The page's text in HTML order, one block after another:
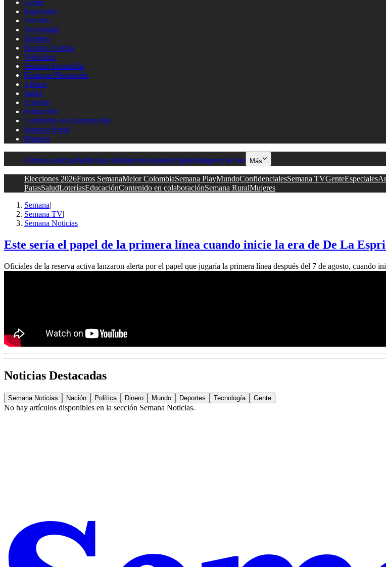
Gente
Especiales
Arcadia
Tecnología
Turismo
Estados Unidos
Vehículos
Semana Sostenible
Finanzas Personales
4 Patas
Salud
Loterías
Educación
Contenido en colaboración
Semana Rural
Mujeres
Últimas noticiasPolíticaNaciónDineroDeportesOpiniónImpresaJet Set Más
Elecciones 2026Foros SemanaMejor ColombiaSemana PlayMundoConfidencialesSemana TVGenteEspeciales
PatasSaludLoteríasEducaciónContenido en colaboraciónSemana RuralMujeres
Semana|
Semana TV|
Semana Noticias
Este sería el papel de la primera línea cuando inicie la era de De La
Oficiales de la reserva activa lanzaron alerta por el papel que jugaría la primera línea después del 7 de agosto, cuando
Noticias Destacadas
Semana Noticias Nación Política Dinero Mundo Deportes Tecnología Gente
No hay artículos disponibles en la sección Semana Noticias.